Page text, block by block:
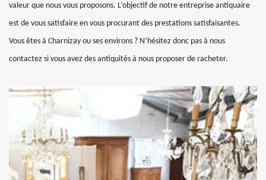
valeur que nous vous proposons. L’objectif de notre entreprise antiquaire
est de vous satisfaire en vous procurant des prestations satisfaisantes.
Vous êtes à Charnizay ou ses environs ? N’hésitez donc pas à nous
contactez si vous avez des antiquités à nous proposer de racheter.